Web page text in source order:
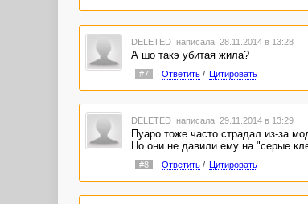
DELETED написала 28.11.2014 в 13:28
А шо такэ убитая жила?
#7 Ответить/ Цитировать
DELETED написала 29.11.2014 в 13:29
Пуаро тоже часто страдал из-за
Но они не давили ему на "серые
#8 Ответить/ Цитировать